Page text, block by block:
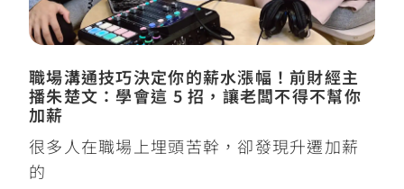
職場溝通技巧決定你的薪水漲幅！前財經主
播朱楚文：學會這 5 招，讓老闆不得不幫你
加薪
很多人在職場上埋頭苦幹，卻發現升遷加薪
的